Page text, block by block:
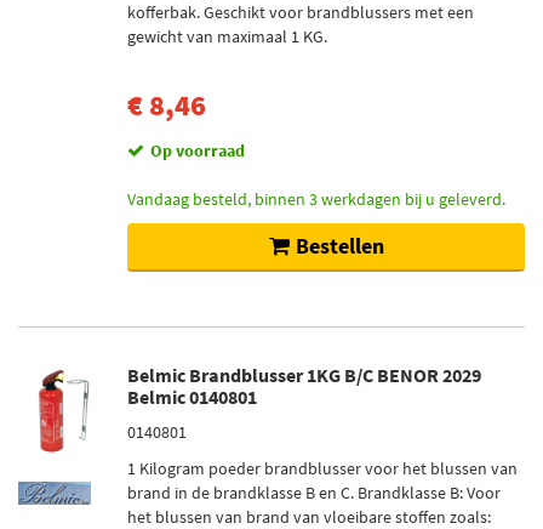
Op voorraad (10)
Niet op voorraad (2)
kofferbak. Geschikt voor brandblussers met een
gewicht van maximaal 1 KG.
€ 8,46
Op voorraad
Vandaag besteld, binnen 3 werkdagen bij u geleverd.
Bestellen
Belmic Brandblusser 1KG B/C BENOR 2029
Belmic 0140801
0140801
1 Kilogram poeder brandblusser voor het blussen van
brand in de brandklasse B en C. Brandklasse B: Voor
het blussen van brand van vloeibare stoffen zoals: